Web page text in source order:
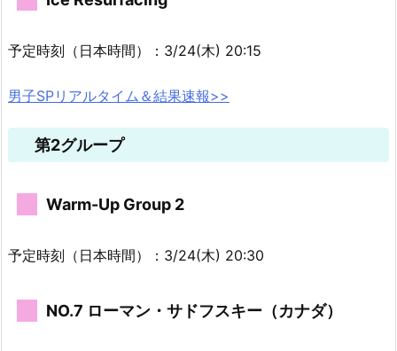
予定時刻（日本時間）：3/24(木) 20:15
男子SPリアルタイム＆結果速報>>
第2グループ
Warm-Up Group 2
予定時刻（日本時間）：3/24(木) 20:30
NO.7 ローマン・サドフスキー（カナダ）